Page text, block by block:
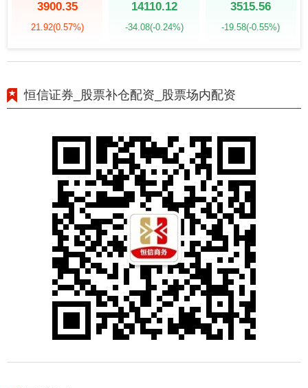
3900.35
21.92(0.57%)
14110.12
-34.08(-0.24%)
3515.56
-19.58(-0.55%)
恒信证券_股票补仓配资_股票场内配资